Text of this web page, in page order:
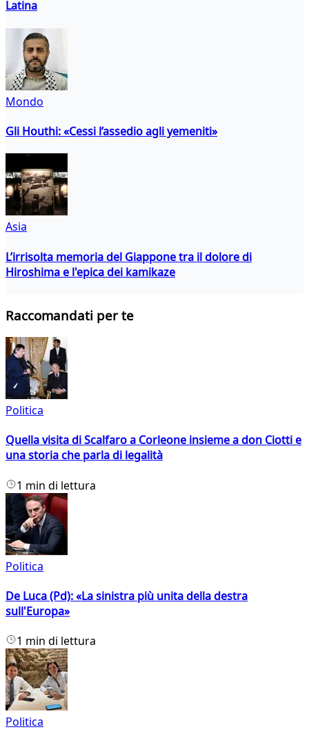
Latina
Mondo
Gli Houthi: «Cessi l’assedio agli yemeniti»
Asia
L’irrisolta memoria del Giappone tra il dolore di
Hiroshima e l'epica dei kamikaze
Raccomandati per te
Politica
Quella visita di Scalfaro a Corleone insieme a don Ciotti e
una storia che parla di legalità
1 min di lettura
Politica
De Luca (Pd): «La sinistra più unita della destra
sull'Europa»
1 min di lettura
Politica